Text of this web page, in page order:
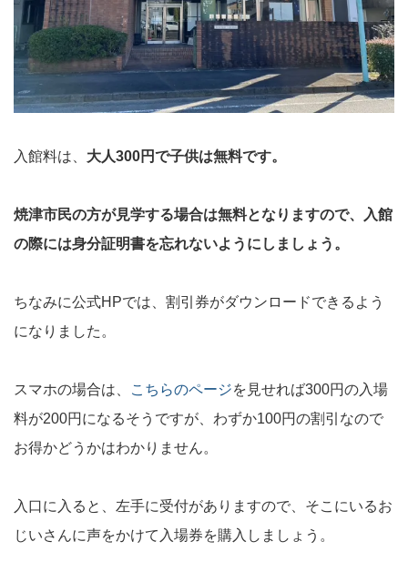
入館料は、 大人300円で子供は無料です。
焼津市民の方が見学する場合は無料となりますので、入館
の際には身分証明書を忘れないようにしましょう。
ちなみに公式HPでは、割引券がダウンロードできるよう
になりました。
スマホの場合は、 こちらのページを見せれば300円の入場
料が200円になるそうですが、わずか100円の割引なので
お得かどうかはわかりません。
入口に入ると、左手に受付がありますので、そこにいるお
じいさんに声をかけて入場券を購入しましょう。